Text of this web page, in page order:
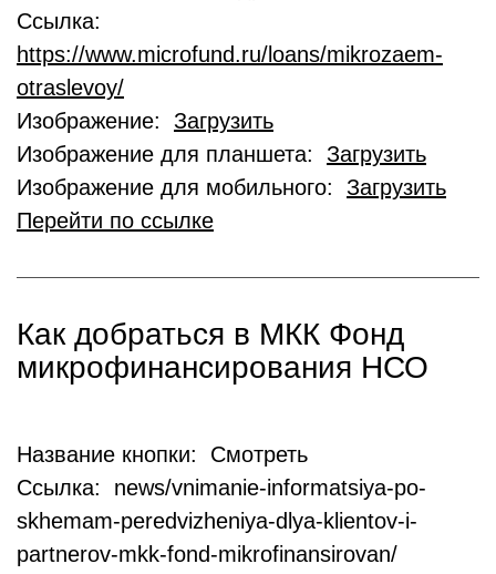
Ссылка:
https://www.microfund.ru/loans/mikrozaem-
otraslevoy/
Изображение: Загрузить
Изображение для планшета: Загрузить
Изображение для мобильного: Загрузить
Перейти по ссылке
Как добраться в МКК Фонд
микрофинансирования НСО
Название кнопки: Смотреть
Ссылка: news/vnimanie-informatsiya-po-
skhemam-peredvizheniya-dlya-klientov-i-
partnerov-mkk-fond-mikrofinansirovan/